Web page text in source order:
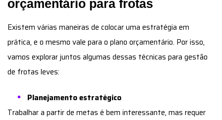
orçamentário para frotas
Existem várias maneiras de colocar uma estratégia em
prática, e o mesmo vale para o plano orçamentário. Por isso,
vamos explorar juntos algumas dessas técnicas para gestão
de frotas leves:
Planejamento estratégico
Trabalhar a partir de metas é bem interessante, mas requer